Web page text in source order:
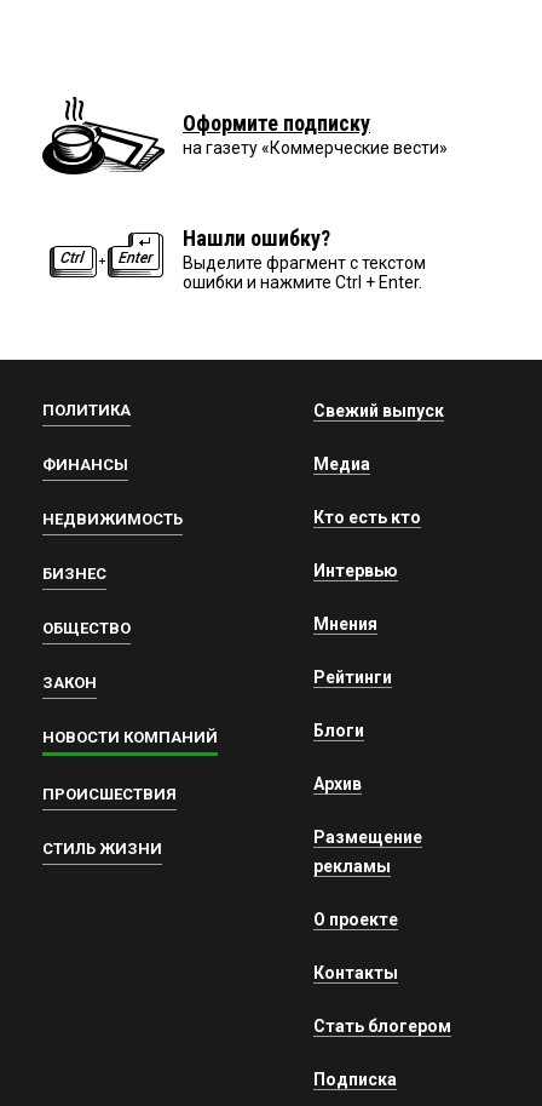
Оформите подписку
на газету «Коммерческие вести»
Нашли ошибку?
Выделите фрагмент с текстом
ошибки и нажмите Ctrl + Enter.
ПОЛИТИКА
ФИНАНСЫ
НЕДВИЖИМОСТЬ
БИЗНЕС
ОБЩЕСТВО
ЗАКОН
НОВОСТИ КОМПАНИЙ
ПРОИСШЕСТВИЯ
СТИЛЬ ЖИЗНИ
Свежий выпуск
Медиа
Кто есть кто
Интервью
Мнения
Рейтинги
Блоги
Архив
Размещение
рекламы
О проекте
Контакты
Стать блогером
Подписка